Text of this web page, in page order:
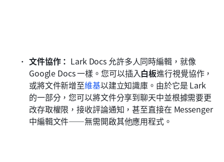
文件協作： Lark Docs 允許多人同時編輯，就像
Google Docs 一樣。您可以插入白板進行視覺協作，
或將文件新增至維基以建立知識庫。由於它是 Lark
的一部分，您可以將文件分享到聊天中並根據需要更
改存取權限，接收評論通知，甚至直接在 Messenger
中編輯文件——無需開啟其他應用程式。